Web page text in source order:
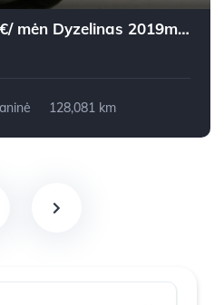
Infiniti Q30 nuo 225 €/ mėn Dyzelinas 2019m. Visureigis Mechaninė
128,081 km